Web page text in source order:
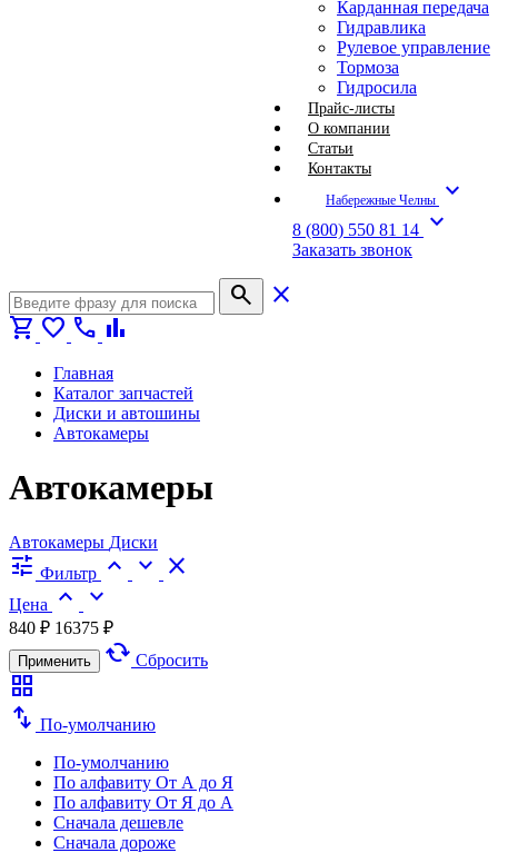
Карданная передача
Гидравлика
Рулевое управление
Тормоза
Гидросила
Прайс-листы
О компании
Статьи
Контакты
Набережные Челны expand_more
8 (800) 550 81 14 expand_more
Заказать звонок
search
close
shopping_cart favorite call bar_chart
Главная
Каталог запчастей
Диски и автошины
Автокамеры
Автокамеры
Автокамеры Диски
tune Фильтр expand_less expand_more close
Цена expand_less expand_more
840 ₽ 16375 ₽
Применить cached Сбросить
grid_view
swap_vert По-умолчанию
По-умолчанию
По алфавиту От А до Я
По алфавиту От Я до А
Сначала дешевле
Сначала дороже